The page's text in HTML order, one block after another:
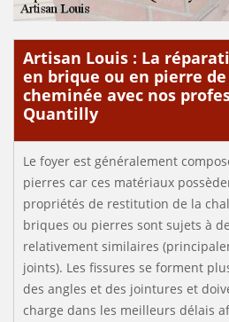
Artisan Louis : La
en brique ou en pierre
cheminée avec nos
Quantilly
Le foyer est généralement
pierres car ces matériaux
propriétés de restitution de la
briques ou pierres sont sujets à
relativement similaires
joints). Les fissures se forment
des angles et des jointures et
charge dans les meilleurs délais